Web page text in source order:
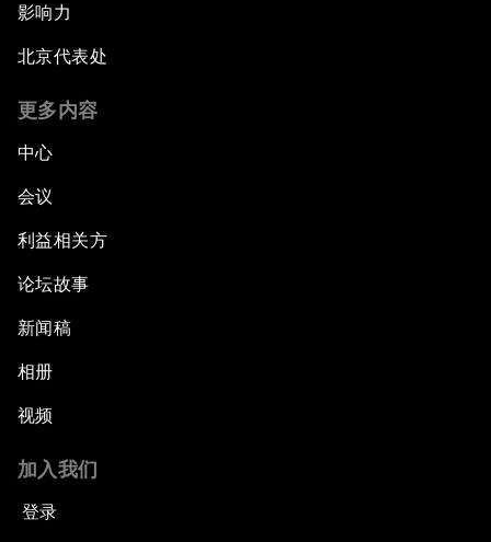
影响力
北京代表处
更多内容
中心
会议
利益相关方
论坛故事
新闻稿
相册
视频
加入我们
登录